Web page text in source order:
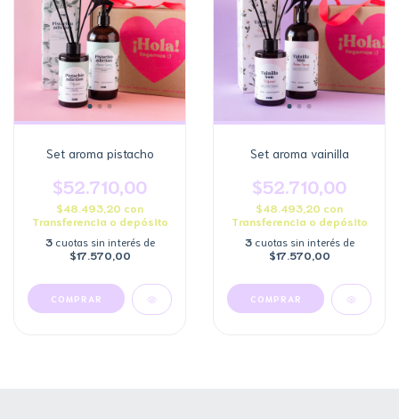
Set aroma pistacho
$52.710,00
$48.493,20 con
Transferencia o depósito
3 cuotas sin interés de
$17.570,00
Set aroma vainilla
$52.710,00
$48.493,20 con
Transferencia o depósito
3 cuotas sin interés de
$17.570,00